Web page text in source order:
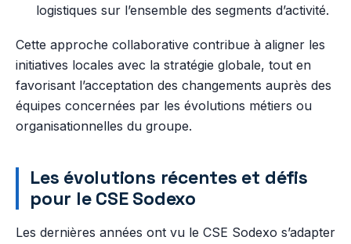
logistiques sur l’ensemble des segments d’activité.
Cette approche collaborative contribue à aligner les
initiatives locales avec la stratégie globale, tout en
favorisant l’acceptation des changements auprès des
équipes concernées par les évolutions métiers ou
organisationnelles du groupe.
Les évolutions récentes et défis
pour le CSE Sodexo
Les dernières années ont vu le CSE Sodexo s’adapter